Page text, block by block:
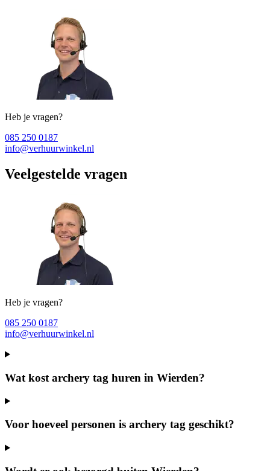
Heb je vragen?
085 250 0187
info@verhuurwinkel.nl
Veelgestelde vragen
Heb je vragen?
085 250 0187
info@verhuurwinkel.nl
Wat kost archery tag huren in Wierden?
Voor hoeveel personen is archery tag geschikt?